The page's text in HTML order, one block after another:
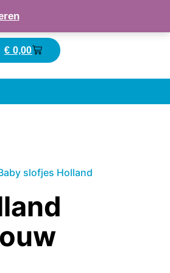
verantwoord ondernemend
€ 0,00Winkelwagen
slofjes Holland